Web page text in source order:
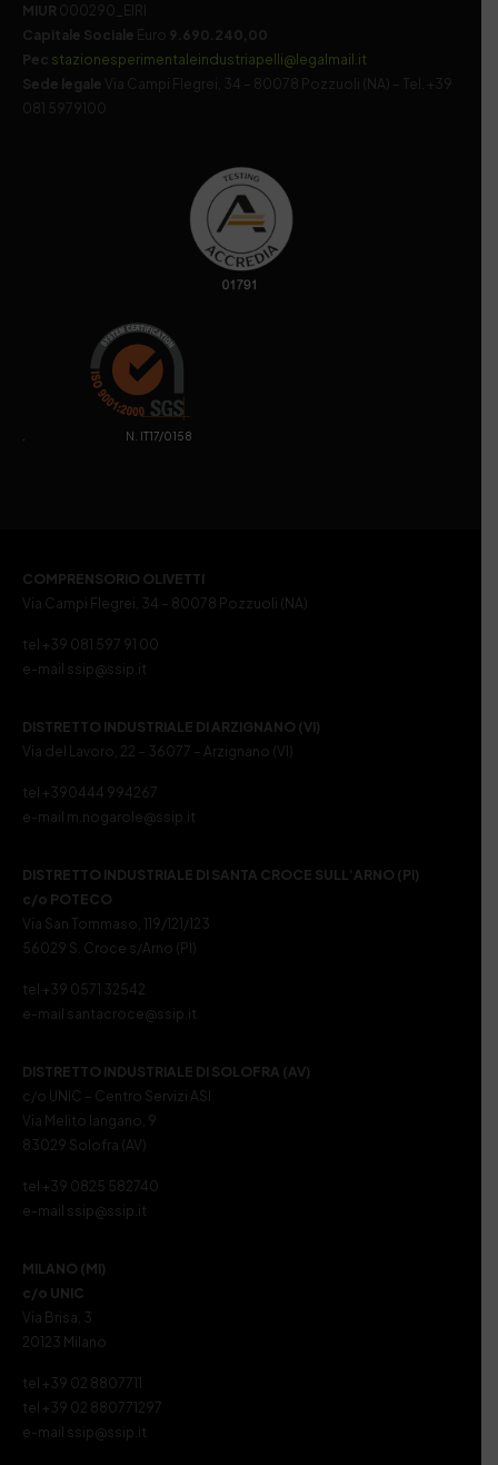
MIUR 000290_EIRI
Capitale Sociale Euro 9.690.240,00
Pec stazionesperimentaleindustriapelli@legalmail.it
Sede legale
Via Campi Flegrei, 34 – 80078 Pozzuoli (NA) – Tel. +39
081 5979100
. N. IT17/0158
COMPRENSORIO OLIVETTI
Via Campi Flegrei, 34 – 80078 Pozzuoli (NA)
tel +39 081 597 91 00
e-mail ssip@ssip.it
DISTRETTO INDUSTRIALE DI ARZIGNANO (VI)
Via del Lavoro, 22 – 36077 – Arzignano (VI)
tel +390444 994267
e-mail m.nogarole@ssip.it
DISTRETTO INDUSTRIALE DI SANTA CROCE SULL’ARNO (PI)
c/o POTECO
Via San Tommaso, 119/121/123
56029 S. Croce s/Arno (PI)
tel +39 0571 32542
e-mail santacroce@ssip.it
DISTRETTO INDUSTRIALE DI SOLOFRA (AV)
c/o UNIC – Centro Servizi ASI
Via Melito Iangano, 9
83029 Solofra (AV)
tel +39 0825 582740
e-mail ssip@ssip.it
MILANO (MI)
c/o UNIC
Via Brisa, 3
20123 Milano
tel +39 02 8807711
tel +39 02 880771297
e-mail ssip@ssip.it